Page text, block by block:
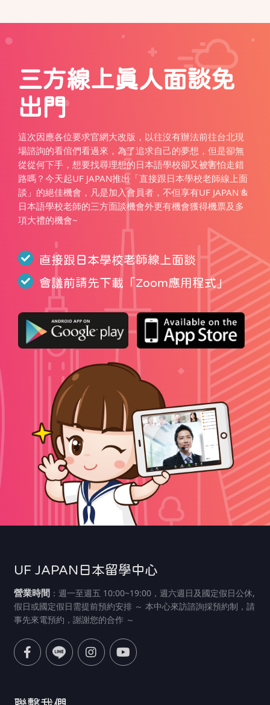
三方線上真人面談免
出門
這次因應各位要求官網大改版，以往沒有辦法前往台北現
場諮詢的看倌們看過來，為了追求自己的夢想，但是卻無
從從何下手，想要找尋理想的日本語學校卻又被害怕走錯
路嗎？今天起UF JAPAN推出「直接跟日本學校老師線上面
談」的絕佳機會，凡是加入會員者，不但享有UF JAPAN &
日本語學校老師的三方面談機會外更有機會獲得機票及多
項大禮的機會~
直接跟日本學校老師線上面談
會議前請先下載「Zoom應用程式」
UF JAPAN日本留學中心
營業時間：週一至週五 10:00~19:00，週六週日及國定假日公休,
假日或國定假日需提前預約安排 ～ 本中心來訪諮詢採預約制，請
事先來電預約，謝謝您的合作 ～